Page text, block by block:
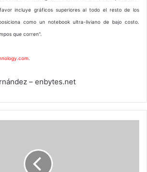
incluye gráficos superiores al todo el resto de los
como un notebook ultra-liviano de bajo costo.
que corren".
– enbytes.net